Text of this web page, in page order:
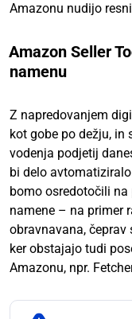
Amazonu nudijo
Amazon Seller
namenu
Z napredovanjem
kot gobe po dežju, in
vodenja podjetij
bi delo
bomo osredotočili na
namene – na primer
obravnavana,
ker obstajajo tudi
Amazonu, npr.